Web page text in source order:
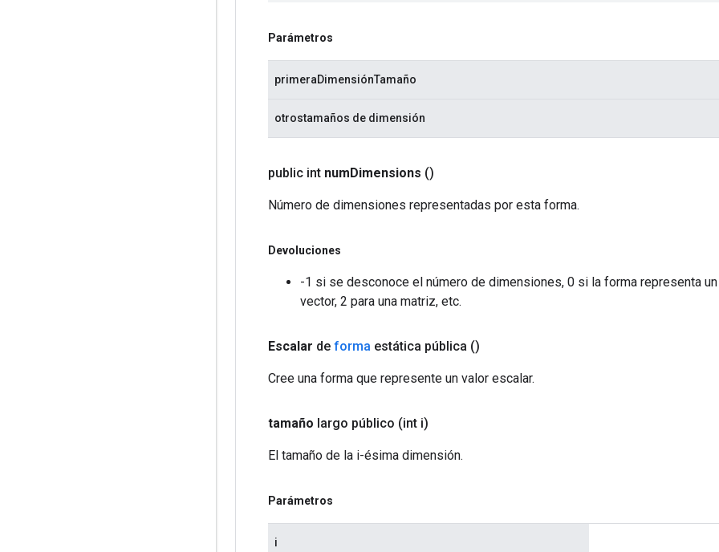
Parámetros
primeraDimensiónTamaño
otrostamaños de dimensión
public int numDimensions ()
Número de dimensiones representadas por esta forma.
Devoluciones
-1 si se desconoce el número de dimensiones, 0 si la forma representa un
vector, 2 para una matriz, etc.
Escalar de forma estática pública ()
Cree una forma que represente un valor escalar.
tamaño largo público (int i)
El tamaño de la i-ésima dimensión.
Parámetros
i